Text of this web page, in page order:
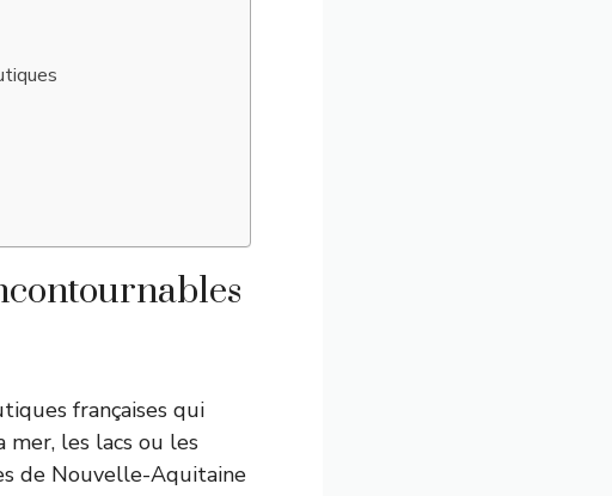
françaises qui
les lacs ou les
de Nouvelle-Aquitaine